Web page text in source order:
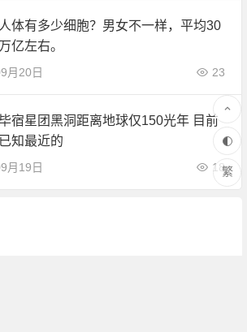
人体有多少细胞？男女不一样，平均30
万亿左右。
月20日 23
宿星团黑洞距离地球仅150光年 目前
已知最近的
月19日 18繁